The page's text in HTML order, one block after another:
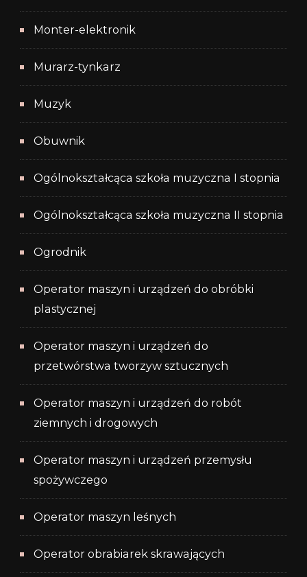
Monter-elektronik
Murarz-tynkarz
Muzyk
Obuwnik
Ogólnokształcąca szkoła muzyczna I stopnia
Ogólnokształcąca szkoła muzyczna II stopnia
Ogrodnik
Operator maszyn i urządzeń do obróbki
plastycznej
Operator maszyn i urządzeń do
przetwórstwa tworzyw sztucznych
Operator maszyn i urządzeń do robót
ziemnych i drogowych
Operator maszyn i urządzeń przemysłu
spożywczego
Operator maszyn leśnych
Operator obrabiarek skrawających